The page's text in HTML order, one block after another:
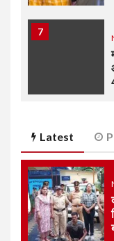
7
2
Latest